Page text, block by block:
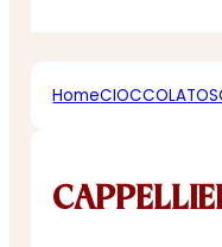
HomeCIOCCOLATO